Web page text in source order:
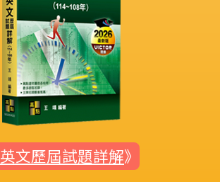
英文歷屆試題詳解》